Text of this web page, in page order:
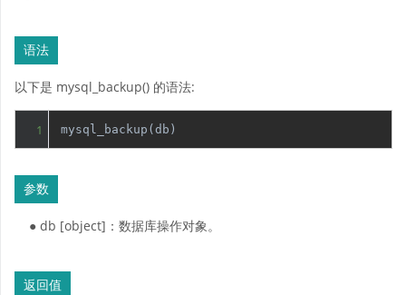
语法
以下是 mysql_backup() 的语法:
1 mysql_backup(db)
参数
● db [object]：数据库操作对象。
返回值